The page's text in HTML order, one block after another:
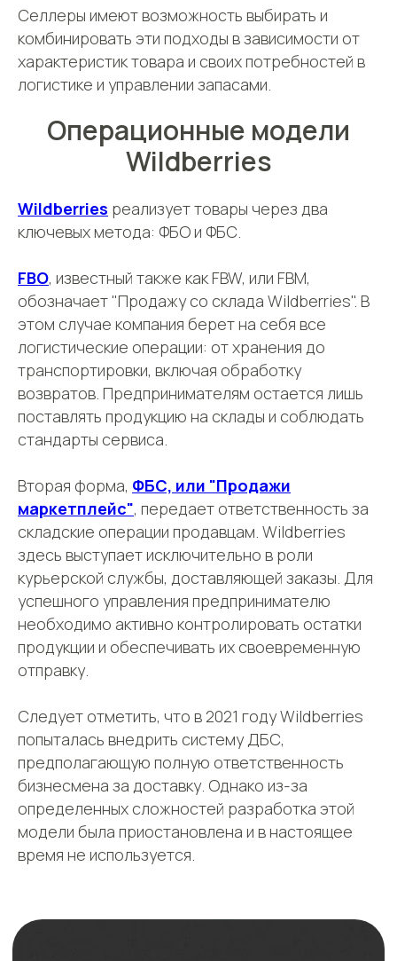
Селлеры имеют возможность выбирать и
комбинировать эти подходы в зависимости от
характеристик товара и своих потребностей в
логистике и управлении запасами.
Операционные модели
Wildberries
Wildberries реализует товары через два
ключевых метода: ФБО и ФБС.
FBO, известный также как FBW, или FBM,
обозначает "Продажу со склада Wildberries". В
этом случае компания берет на себя все
логистические операции: от хранения до
транспортировки, включая обработку
возвратов. Предпринимателям остается лишь
поставлять продукцию на склады и соблюдать
стандарты сервиса.
Вторая форма, ФБС, или "Продажи
маркетплейс", передает ответственность за
складские операции продавцам. Wildberries
здесь выступает исключительно в роли
курьерской службы, доставляющей заказы. Для
успешного управления предпринимателю
необходимо активно контролировать остатки
продукции и обеспечивать их своевременную
отправку.
Следует отметить, что в 2021 году Wildberries
попыталась внедрить систему ДБС,
предполагающую полную ответственность
бизнесмена за доставку. Однако из-за
определенных сложностей разработка этой
модели была приостановлена и в настоящее
время не используется.
работу с фулфилментом?
Проконсультируем
бесплатно
+7
Нажимая кнопку, вы даетесогласие на
обработку персональных данных
Подробнее можно прочитать в
ПОЛУЧИТЬ КОНСУЛЬТАЦИЮ